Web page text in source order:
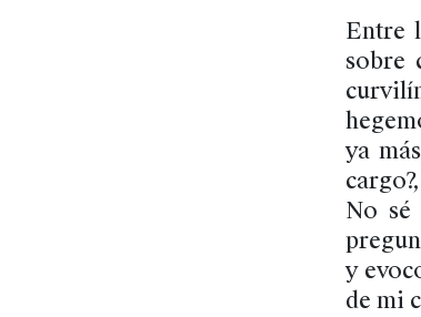
Entre
sobre
ya
No
y
de mi